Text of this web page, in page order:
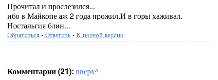
Прочитал и прослезился...
ибо в Майкопе аж 2 года прожил.И в горы хаживал.
Ностальгия блин...
Обратиться - Ответить - К полной версии
Комментарии (21): вверх^